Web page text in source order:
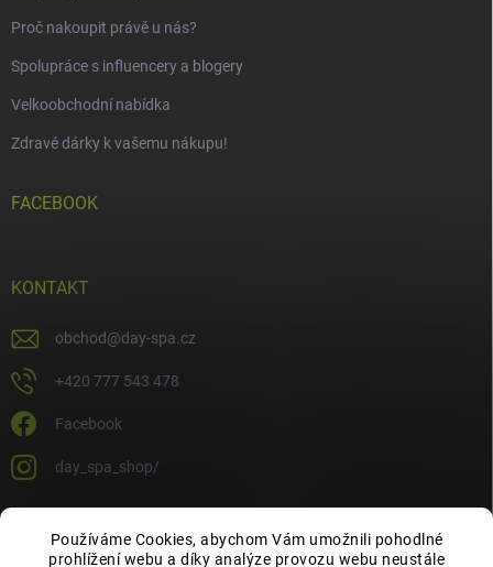
Používáme Cookies, abychom Vám umožnili pohodlné
prohlížení webu a díky analýze provozu webu neustále
Proč nakoupit právě u nás?
Spolupráce s influencery a blogery
Velkoobchodní nabídka
Zdravé dárky k vašemu nákupu!
FACEBOOK
KONTAKT
obchod@day-spa.cz
+420 777 543 478
Facebook
day_spa_shop/
OCHRANA OSOBNÍCH ÚDAJŮ